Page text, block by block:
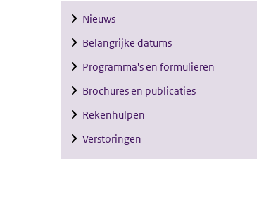
Nieuws
Belangrijke datums
Programma's en formulieren
Brochures en publicaties
Rekenhulpen
Verstoringen